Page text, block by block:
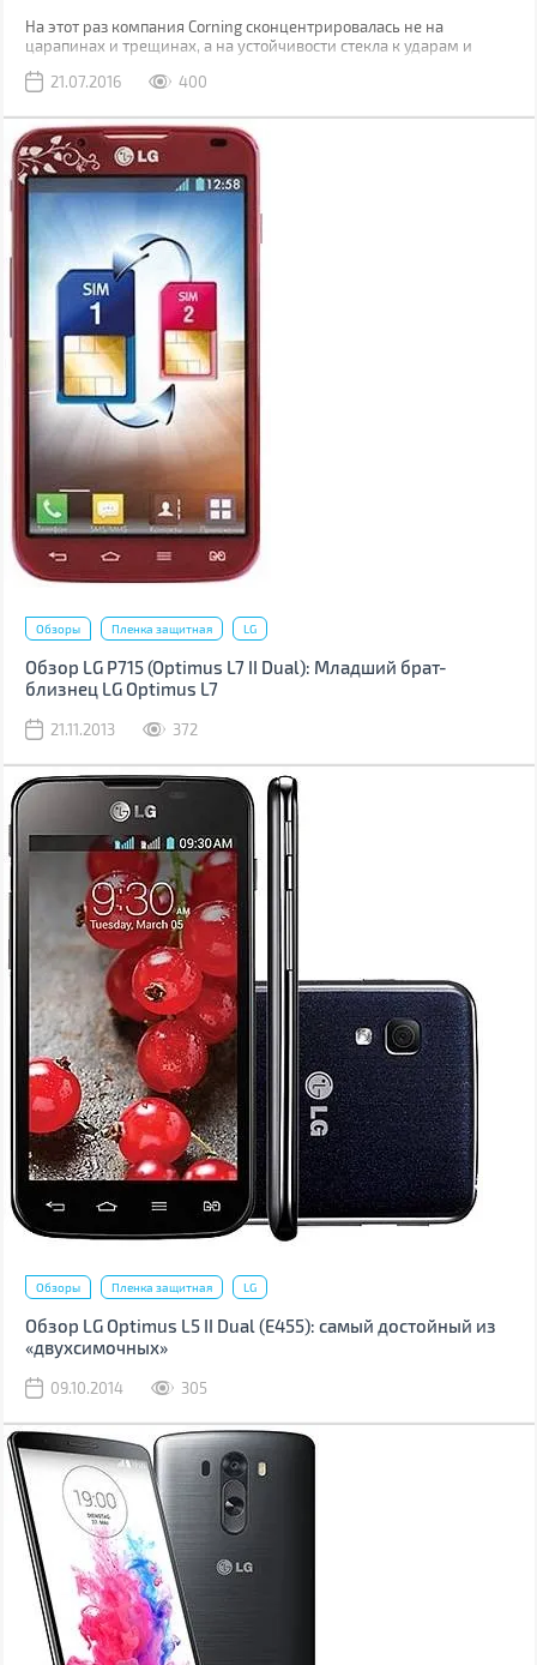
На этот раз компания Corning сконцентрировалась не на
царапинах и трещинах, а на устойчивости стекла к ударам и
21.07.2016
400
Обзоры Пленка защитная LG
Обзор LG P715 (Optimus L7 II Dual): Младший брат-
близнец LG Optimus L7
21.11.2013 372
Обзоры Пленка защитная LG
Обзор LG Optimus L5 II Dual (Е455): самый достойный из
«двухсимочных»
09.10.2014 305